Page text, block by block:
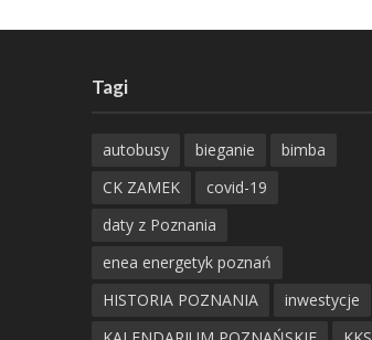
Tagi
autobusy bieganie
bimba
CK ZAMEK
covid-19
daty z Poznania
enea energetyk poznań
HISTORIA POZNANIA
inwestycje